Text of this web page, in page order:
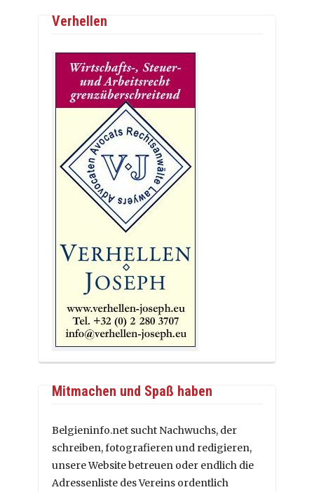
Verhellen
Mitmachen und Spaß haben
Belgieninfo.net sucht Nachwuchs, der
schreiben, fotografieren und redigieren,
unsere Website betreuen oder endlich die
Adressenliste des Vereins ordentlich